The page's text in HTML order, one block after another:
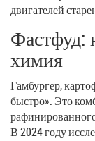
двигателей
Фастфуд:
химия
Гамбургер,
быстро». Это
В 2024 году